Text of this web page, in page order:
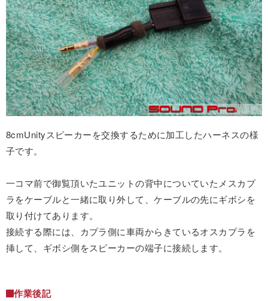
8cmUnityスピーカーを交換するために加工したハーネスの様
子です。
一コマ前で御覧頂いたユニットの背中についていたメスカプ
ラをケーブルと一緒に取り外して、ケーブルの先にギボシを
取り付けてあります。
接続する際には、カプラ側に車両からきているオスカプラを
挿して、ギボシ側をスピーカーの端子に接続します。
作業後記